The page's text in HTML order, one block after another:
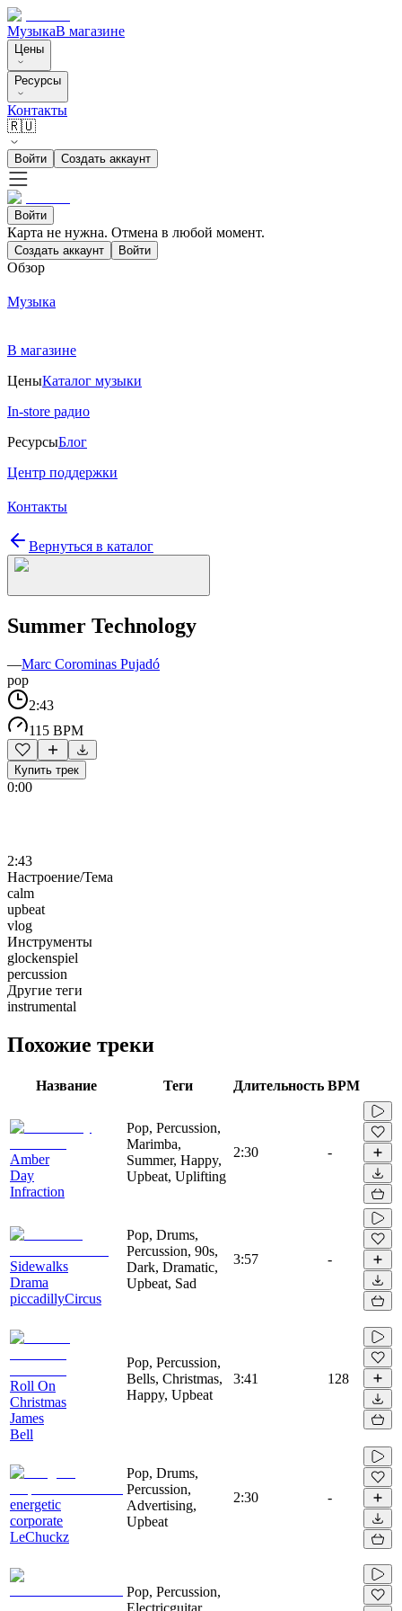
МузыкаВ магазине
Цены
Ресурсы
Контакты
🇷🇺
Войти Создать аккаунт
Войти
Карта не нужна. Отмена в любой момент.
Создать аккаунт Войти
Обзор
Музыка
В магазине
ЦеныКаталог музыки
In-store радио
РесурсыБлог
Центр поддержки
Контакты
Вернуться в каталог
Summer Technology
—Marc Corominas Pujadó
pop
2:43
115 BPM
Купить трек
0:00
2:43
Настроение/Тема
calm
upbeat
vlog
Инструменты
glockenspiel
percussion
Другие теги
instrumental
Похожие треки
Название Теги Длительность BPM
Amber
Day
Infraction
Pop, Percussion,
Marimba,
Summer, Happy,
Upbeat, Uplifting
2:30 -
Sidewalks
Drama
piccadillyCircus
Pop, Drums,
Percussion, 90s,
Dark, Dramatic,
Upbeat, Sad
3:57 -
Roll On
Christmas
James
Bell
Pop, Percussion,
Bells, Christmas,
Happy, Upbeat
3:41 128
energetic
corporate
LeChuckz
Pop, Drums,
Percussion,
Advertising,
Upbeat
2:30 -
Pop, Percussion,
Electricguitar,